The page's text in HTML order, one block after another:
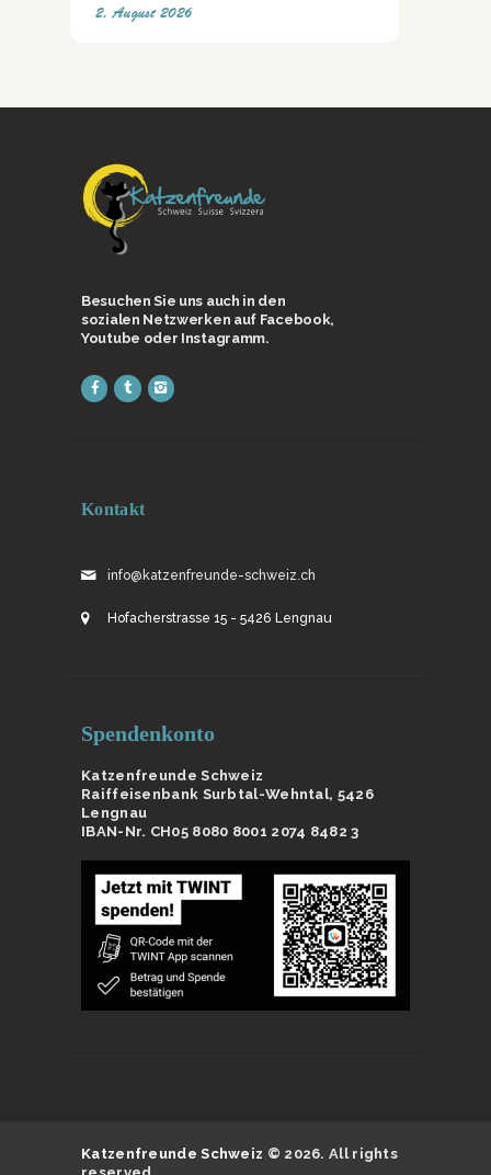
2. August 2026
Besuchen Sie uns auch in den
sozialen Netzwerken auf Facebook,
Youtube oder Instagramm.
Kontakt
info@katzenfreunde-schweiz.ch
Hofacherstrasse 15 - 5426 Lengnau
Spendenkonto
Katzenfreunde Schweiz
Raiffeisenbank Surbtal-Wehntal, 5426
Lengnau
IBAN-Nr. CH05 8080 8001 2074 8482 3
Katzenfreunde Schweiz © 2026. All rights